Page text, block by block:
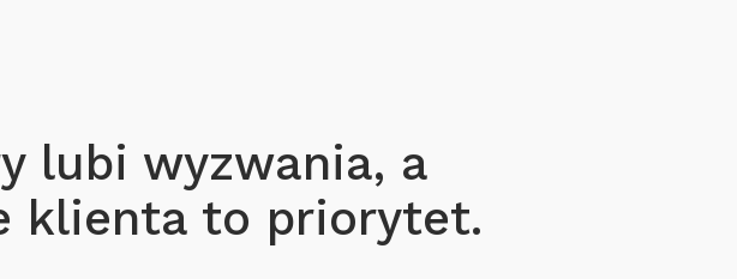
lubi wyzwania, a
klienta to priorytet.